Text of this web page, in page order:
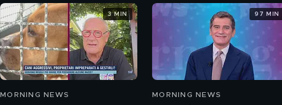
MORNING NEWS
3 MIN
MORNING NEWS
97 MIN